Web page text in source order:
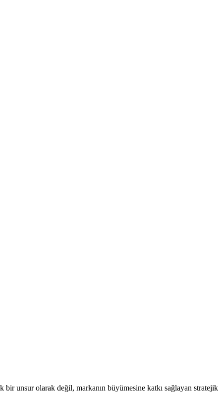
unsur olarak değil, markanın büyümesine katkı sağlayan stratejik